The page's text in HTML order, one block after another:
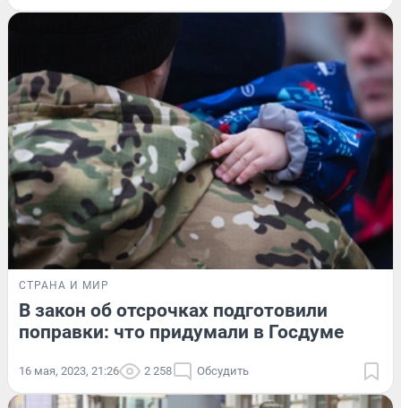
СТРАНА И МИР
В закон об отсрочках подготовили
поправки: что придумали в Госдуме
16 мая, 2023, 21:26 2 258 Обсудить